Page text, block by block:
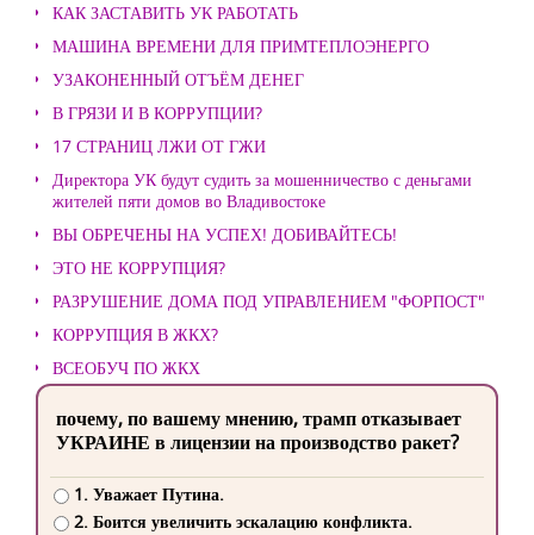
КАК ЗАСТАВИТЬ УК РАБОТАТЬ
МАШИНА ВРЕМЕНИ ДЛЯ ПРИМТЕПЛОЭНЕРГО
УЗАКОНЕННЫЙ ОТЪЁМ ДЕНЕГ
В ГРЯЗИ И В КОРРУПЦИИ?
17 СТРАНИЦ ЛЖИ ОТ ГЖИ
Директора УК будут судить за мошенничество с деньгами
жителей пяти домов во Владивостоке
ВЫ ОБРЕЧЕНЫ НА УСПЕХ! ДОБИВАЙТЕСЬ!
ЭТО НЕ КОРРУПЦИЯ?
РАЗРУШЕНИЕ ДОМА ПОД УПРАВЛЕНИЕМ "ФОРПОСТ"
КОРРУПЦИЯ В ЖКХ?
ВСЕОБУЧ ПО ЖКХ
почему, по вашему мнению, трамп отказывает
УКРАИНЕ в лицензии на производство ракет?
1. Уважает Путина.
2. Боится увеличить эскалацию конфликта.